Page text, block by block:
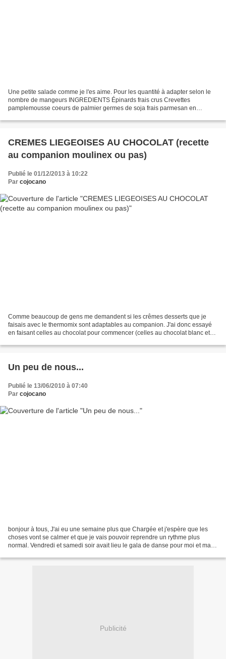
Une petite salade comme je l'es aime. Pour les quantité à adapter selon le
nombre de mangeurs INGREDIENTS Épinards frais crus Crevettes
pamplemousse coeurs de palmier germes de soja frais parmesan en
CREMES LIEGEOISES AU CHOCOLAT (recette
au companion moulinex ou pas)
Publié le 01/12/2013 à 10:22
Par cojocano
Comme beaucoup de gens me demandent si les crêmes desserts que je
faisais avec le thermomix sont adaptables au companion. J'ai donc essayé
en faisant celles au chocolat pour commencer (celles au chocolat blanc et
Un peu de nous...
Publié le 13/06/2010 à 07:40
Par cojocano
bonjour à tous, J'ai eu une semaine plus que Chargée et j'espère que les
choses vont se calmer et que je vais pouvoir reprendre un rythme plus
normal. Vendredi et samedi soir avait lieu le gala de danse pour moi et ma
Publicité